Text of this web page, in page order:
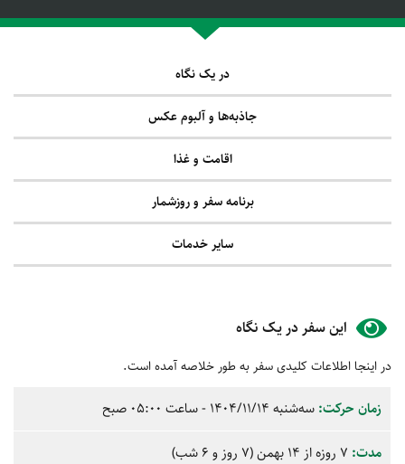
در یک نگاه
جاذبه‌ها و آلبوم عکس
اقامت و غذا
برنامه سفر و روزشمار
سایر خدمات
این سفر در یک نگاه
در اینجا اطلاعات کلیدی سفر به طور خلاصه آمده است.
زمان حرکت: سه‌شنبه 1404/11/14 - ساعت 05:00 صبح
مدت: 7 روزه از 14 بهمن (7 روز و 6 شب)